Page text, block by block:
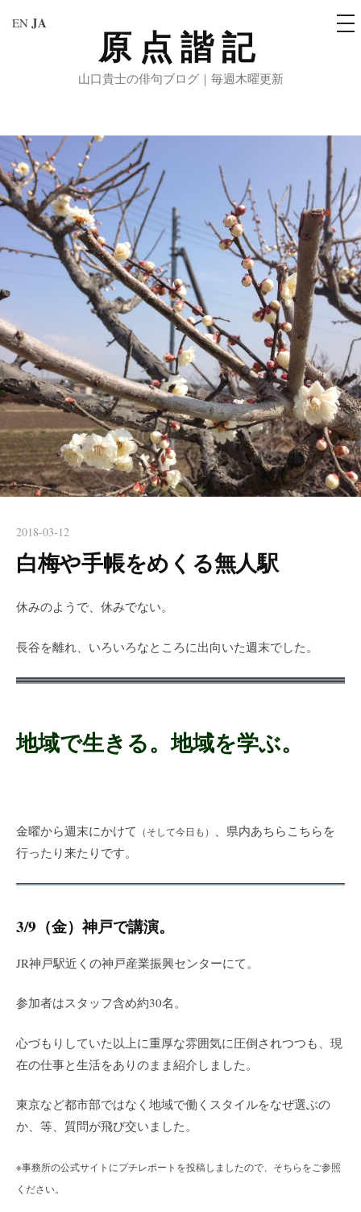
へ
ス
キ
ッ
原点諧記
山口貴士の俳句ブログ｜毎週木曜更新
メ
ニ
2018-03-12
白梅や手帳をめくる無人駅
休みのようで、休みでない。
長谷を離れ、いろいろなところに出向いた週末でした。
地域で生きる。地域を学ぶ。
金曜から週末にかけて （そして今日も）
、県内あちらこちらを
行ったり来たりです。
3/9（金）神戸で講演。
JR神戸駅近くの神戸産業振興センターにて。
参加者はスタッフ含め約30名。
心づもりしていた以上に重厚な雰囲気に圧倒されつつも、現
在の仕事と生活をありのまま紹介しました。
東京など都市部ではなく地域で働くスタイルをなぜ選ぶの
か、等、質問が飛び交いました。
※事務所の公式サイトにプチレポートを投稿しましたので、そちらをご参照
ください。
EN JA